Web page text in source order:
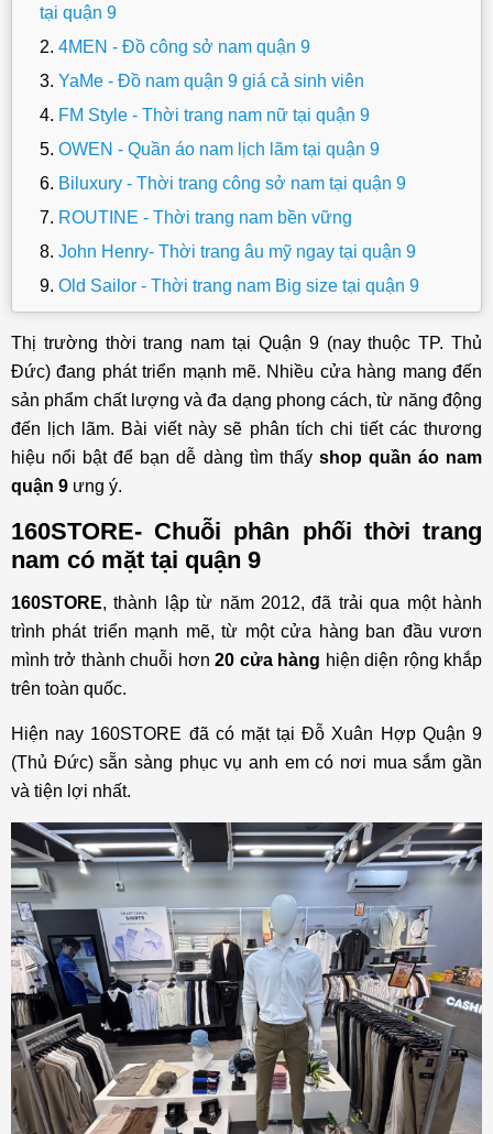
Thị trường thời trang nam tại Quận 9 (nay thuộc TP. Thủ
Đức) đang phát triển mạnh mẽ. Nhiều cửa hàng mang đến
sản phẩm chất lượng và đa dạng phong cách, từ năng động
đến lịch lãm. Bài viết này sẽ phân tích chi tiết các thương
hiệu nổi bật để bạn dễ dàng tìm thấy shop quần áo nam
quận 9 ưng ý.
160STORE- Chuỗi phân phối thời trang
nam có mặt tại quận 9
160STORE, thành lập từ năm 2012, đã trải qua một hành
trình phát triển mạnh mẽ, từ một cửa hàng ban đầu vươn
mình trở thành chuỗi hơn20 cửa hàng hiện diện rộng khắp
trên toàn quốc.
Hiện nay 160STORE đã có mặt tại Đỗ Xuân Hợp Quận 9
(Thủ Đức) sẵn sàng phục vụ anh em có nơi mua sắm gần
và tiện lợi nhất.
tại quận 9
4MEN - Đồ công sở nam quận 9
YaMe - Đồ nam quận 9 giá cả sinh viên
FM Style - Thời trang nam nữ tại quận 9
OWEN - Quần áo nam lịch lãm tại quận 9
Biluxury - Thời trang công sở nam tại quận 9
ROUTINE - Thời trang nam bền vững
John Henry- Thời trang âu mỹ ngay tại quận 9
Old Sailor - Thời trang nam Big size tại quận 9